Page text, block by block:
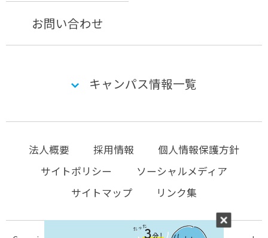
お問い合わせ
キャンパス情報一覧
法人概要 採用情報
個人情報保護方針
サイトポリシー
ソーシャルメディア
サイトマップ
リンク集